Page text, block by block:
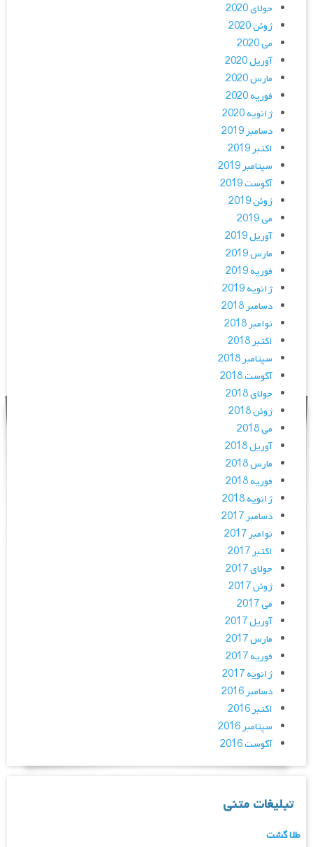
جولای 2020
ژوئن 2020
می 2020
آوریل 2020
مارس 2020
فوریه 2020
ژانویه 2020
دسامبر 2019
اکتبر 2019
سپتامبر 2019
آگوست 2019
ژوئن 2019
می 2019
آوریل 2019
مارس 2019
فوریه 2019
ژانویه 2019
دسامبر 2018
نوامبر 2018
اکتبر 2018
سپتامبر 2018
آگوست 2018
جولای 2018
ژوئن 2018
می 2018
آوریل 2018
مارس 2018
فوریه 2018
ژانویه 2018
دسامبر 2017
نوامبر 2017
اکتبر 2017
جولای 2017
ژوئن 2017
می 2017
آوریل 2017
مارس 2017
فوریه 2017
ژانویه 2017
دسامبر 2016
اکتبر 2016
سپتامبر 2016
آگوست 2016
تبلیغات متنی
طلا گشت